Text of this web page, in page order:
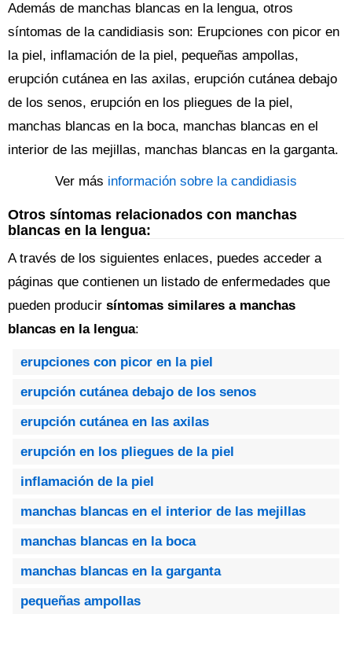
Además de manchas blancas en la lengua, otros
síntomas de la candidiasis son: Erupciones con picor en
la piel, inflamación de la piel, pequeñas ampollas,
erupción cutánea en las axilas, erupción cutánea debajo
de los senos, erupción en los pliegues de la piel,
manchas blancas en la boca, manchas blancas en el
interior de las mejillas, manchas blancas en la garganta.
Ver más información sobre la candidiasis
Otros síntomas relacionados con manchas
blancas en la lengua:
A través de los siguientes enlaces, puedes acceder a
páginas que contienen un listado de enfermedades que
pueden producir síntomas similares a manchas
blancas en la lengua:
erupciones con picor en la piel
erupción cutánea debajo de los senos
erupción cutánea en las axilas
erupción en los pliegues de la piel
inflamación de la piel
manchas blancas en el interior de las mejillas
manchas blancas en la boca
manchas blancas en la garganta
pequeñas ampollas